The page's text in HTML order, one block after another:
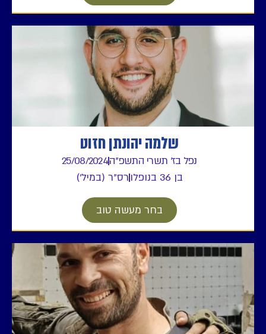
שלמה יהונתן חזוט
נפל בז' תשרי התשפ"ה25/08/2024
בן 36 בנופלו
רס"ר (במיל')
בחר מעשה טוב